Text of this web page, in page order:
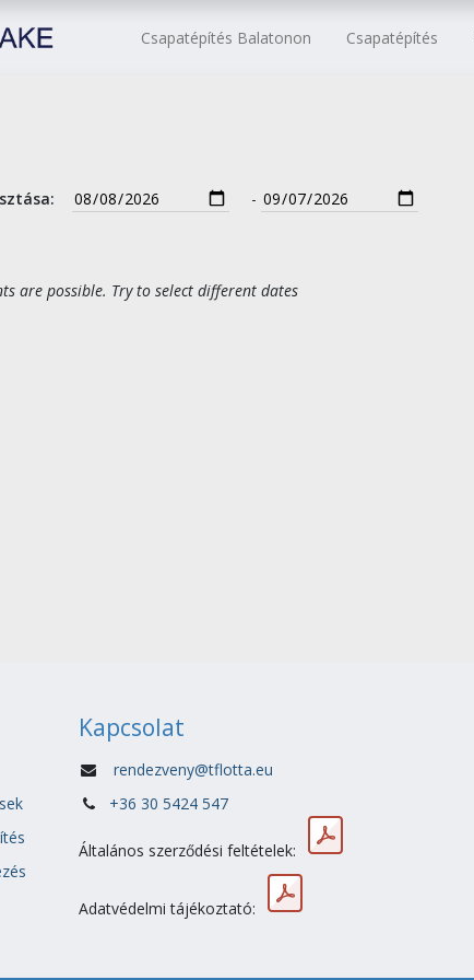
Csapatépítés Balatonon Csapatépítés
-
are possible. Try to select different dates
Kapcsolat
rendezveny@tflotta.eu
+36 30 5424 547
Általános szerződési feltételek:
Adatvédelmi tájékoztató: